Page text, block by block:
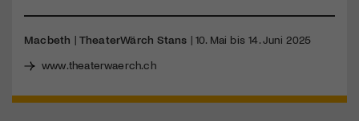
Macbeth | TheaterWärch Stans | 10. Mai bis 14. Juni 2025
www.theaterwaerch.ch